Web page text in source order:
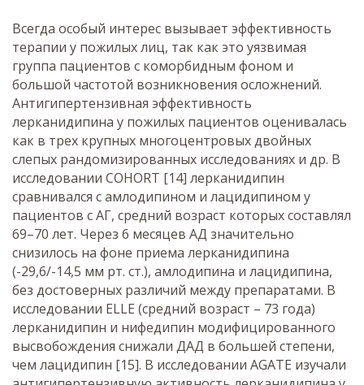
Всегда особый интерес вызывает эффективность
терапии у пожилых лиц, так как это уязвимая
группа пациентов с коморбидным фоном и
большой частотой возникновения осложнений.
Антигипертензивная эффективность
лерканидипина у пожилых пациентов оценивалась
как в трех крупных многоцентровых двойных
слепых рандомизированных исследованиях и др. В
исследовании COHORT [14] лерканидипин
сравнивался с амлодипином и лацидипином у
пациентов с АГ, средний возраст которых составлял
69–70 лет. Через 6 месяцев АД значительно
снизилось на фоне приема лерканидипина
(-29,6/-14,5 мм рт. ст.), амлодипина и лацидипина,
без достоверных различий между препаратами. В
исследовании ELLE (средний возраст – 73 года)
лерканидипин и нифедипин модифицированного
высвобождения снижали ДАД в большей степени,
чем лацидипин [15]. В исследовании AGATE изучали